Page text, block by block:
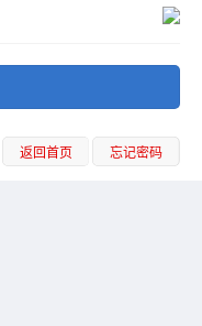
返回首页 忘记密码